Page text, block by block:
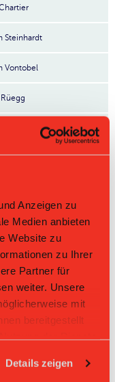
Anzeigen zu
Medien anbieten
Website zu
zu Ihrer
Partner für
weiter. Unsere
mit
bereitgestellt
Details zeigen
Steinhardt
Vontobel
Aaltio
26 per
DNLB andere
2.273 50